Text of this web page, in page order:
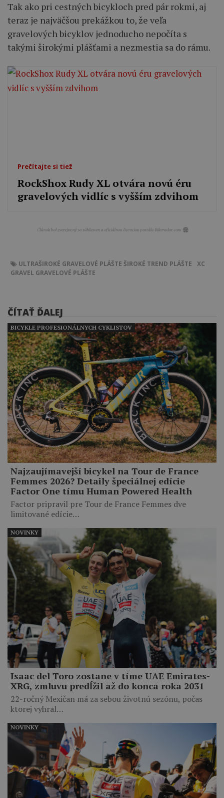
Tak ako pri cestných bicykloch pred pár rokmi, aj
teraz je najväčšou prekážkou to, že veľa
gravelových bicyklov jednoducho nepočíta s
takými širokými plášťami a nezmestia sa do rámu.
Prečítajte si tiež
RockShox Rudy XL otvára novú éru
gravelových vidlíc s vyšším zdvihom
ULTRAŠIROKÉ GRAVELOVÉ PLÁŠTE ŠIROKÉ TREND PLÁŠTE
XC
GRAVEL GRAVELOVÉ PLÁŠTE
ČÍTAŤ ĎALEJ
Najzaujímavejší bicykel na Tour de France
Femmes 2026? Detaily špeciálnej edície
Factor One tímu Human Powered Health
Factor pripravil pre Tour de France Femmes dve
limitované edície…
BICYKLE PROFESIONÁLNYCH CYKLISTOV
Isaac del Toro zostane v tíme UAE Emirates-
XRG, zmluvu predĺžil až do konca roka 2031
22-ročný Mexičan má za sebou životnú sezónu, počas
ktorej vyhral…
NOVINKY
NOVINKY